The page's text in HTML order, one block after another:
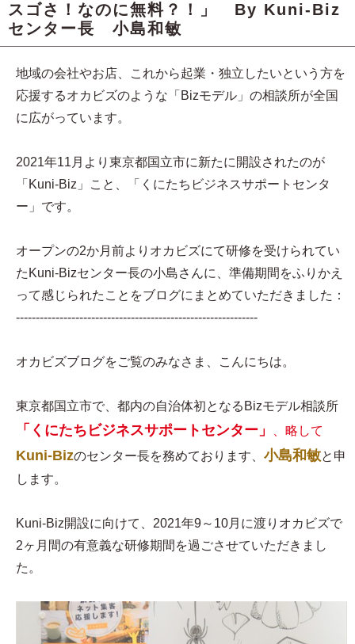
スゴさ！なのに無料？！」 By Kuni-Biz
センター長 小島和敏
地域の会社やお店、これから起業・独立したいという方を
応援するオカビズのような「Bizモデル」の相談所が全国
に広がっています。
2021年11月より東京都国立市に新たに開設されたのが
「Kuni-Biz」こと、「くにたちビジネスサポートセンタ
ー」です。
オープンの2か月前よりオカビズにて研修を受けられてい
たKuni-Bizセンター長の小島さんに、準備期間をふりかえ
って感じられたことをブログにまとめていただきました：
-------------------------------------------------------------
オカビズブログをご覧のみなさま、こんにちは。
東京都国立市で、都内の自治体初となるBizモデル相談所
「くにたちビジネスサポートセンター」 、略して
Kuni-Bizのセンター長を務めております、 小島和敏と申
します。
Kuni-Biz開設に向けて、2021年9～10月に渡りオカビズで
2ヶ月間の有意義な研修期間を過ごさせていただきまし
た。